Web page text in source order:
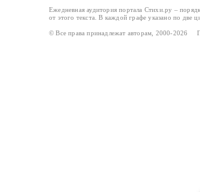
Ежедневная аудитория портала Стихи.ру –
от этого текста. В каждой графе указано по две
© Все права принадлежат авторам, 2000-2026